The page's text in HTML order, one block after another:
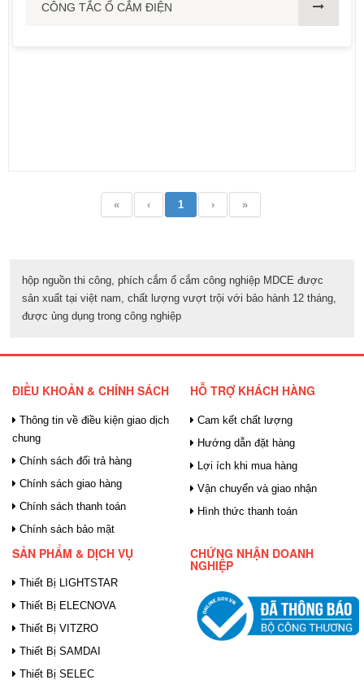
CÔNG TẮC Ổ CẮM ĐIỆN
« ‹ 1 › »
hộp nguồn thi công, phích cắm ổ cắm công nghiệp MDCE được
sản xuất tại việt nam, chất lượng vượt trội với bảo hành 12 tháng,
được ủng dụng trong công nghiệp
ĐIỀU KHOẢN & CHÍNH SÁCH
Thông tin về điều kiện giao dịch
chung
Chính sách đổi trả hàng
Chính sách giao hàng
Chính sách thanh toán
Chính sách bảo mật
HỖ TRỢ KHÁCH HÀNG
Cam kết chất lượng
Hướng dẫn đặt hàng
Lợi ích khi mua hàng
Vận chuyển và giao nhận
Hình thức thanh toán
SẢN PHẨM & DỊCH VỤ
Thiết Bị LIGHTSTAR
Thiết Bị ELECNOVA
Thiết Bị VITZRO
Thiết Bị SAMDAI
Thiết Bị SELEC
CHỨNG NHẬN DOANH
NGHIỆP